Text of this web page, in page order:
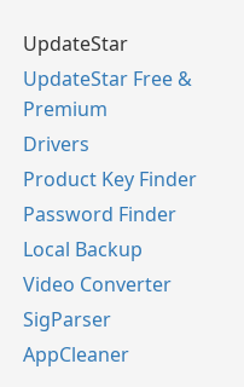
UpdateStar
UpdateStar Free &
Premium
Drivers
Product Key Finder
Password Finder
Local Backup
Video Converter
SigParser
AppCleaner